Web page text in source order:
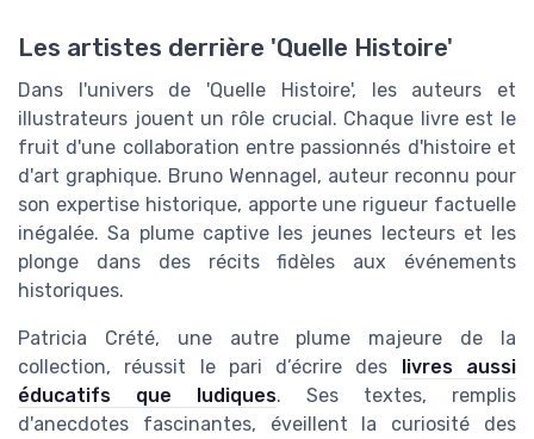
Les artistes derrière 'Quelle Histoire'
Dans l'univers de 'Quelle Histoire', les auteurs et
illustrateurs jouent un rôle crucial. Chaque livre est le
fruit d'une collaboration entre passionnés d'histoire et
d'art graphique. Bruno Wennagel, auteur reconnu pour
son expertise historique, apporte une rigueur factuelle
inégalée. Sa plume captive les jeunes lecteurs et les
plonge dans des récits fidèles aux événements
historiques.
Patricia Crété, une autre plume majeure de la
collection, réussit le pari d’écrire des livres aussi
éducatifs que ludiques. Ses textes, remplis
d'anecdotes fascinantes, éveillent la curiosité des